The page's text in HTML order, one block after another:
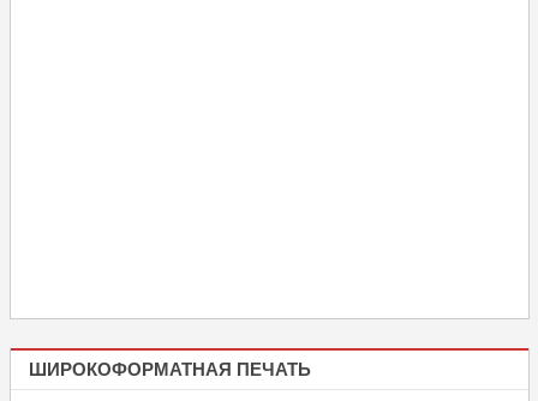
ШИРОКОФОРМАТНАЯ ПЕЧАТЬ